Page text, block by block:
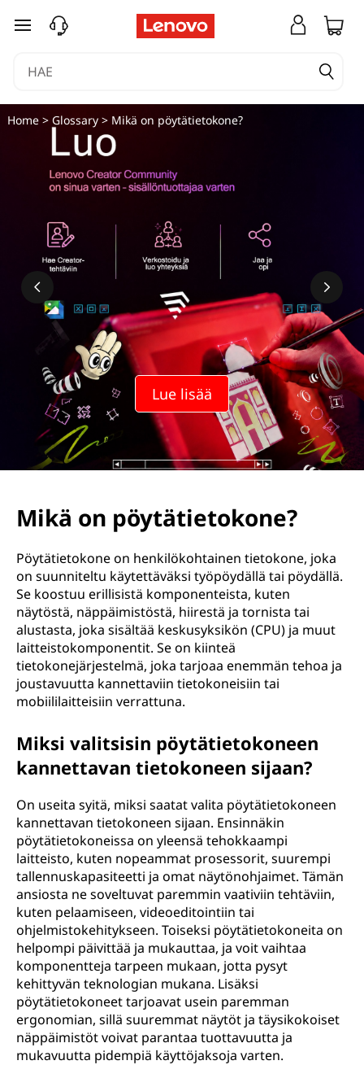
siirry pääsisältöön
Lue lisää
Home> Glossary> Mikä on pöytätietokone?
Mikä on pöytätietokone?
Pöytätietokone on henkilökohtainen tietokone, joka
on suunniteltu käytettäväksi työpöydällä tai pöydällä.
Se koostuu erillisistä komponenteista, kuten
näytöstä, näppäimistöstä, hiirestä ja tornista tai
alustasta, joka sisältää keskusyksikön (CPU) ja muut
laitteistokomponentit. Se on kiinteä
tietokonejärjestelmä, joka tarjoaa enemmän tehoa ja
joustavuutta kannettaviin tietokoneisiin tai
mobiililaitteisiin verrattuna.
Miksi valitsisin pöytätietokoneen
kannettavan tietokoneen sijaan?
On useita syitä, miksi saatat valita pöytätietokoneen
kannettavan tietokoneen sijaan. Ensinnäkin
pöytätietokoneissa on yleensä tehokkaampi
laitteisto, kuten nopeammat prosessorit, suurempi
tallennuskapasiteetti ja omat näytönohjaimet. Tämän
ansiosta ne soveltuvat paremmin vaativiin tehtäviin,
kuten pelaamiseen, videoeditointiin tai
ohjelmistokehitykseen. Toiseksi pöytätietokoneita on
helpompi päivittää ja mukauttaa, ja voit vaihtaa
komponentteja tarpeen mukaan, jotta pysyt
kehittyvän teknologian mukana. Lisäksi
pöytätietokoneet tarjoavat usein paremman
ergonomian, sillä suuremmat näytöt ja täysikokoiset
näppäimistöt voivat parantaa tuottavuutta ja
mukavuutta pidempiä käyttöjaksoja varten.